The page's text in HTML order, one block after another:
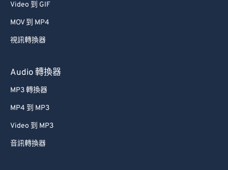
Video 到 GIF
MOV 到 MP4
視訊轉換器
Audio 轉換器
MP3 轉換器
MP4 到 MP3
Video 到 MP3
音訊轉換器